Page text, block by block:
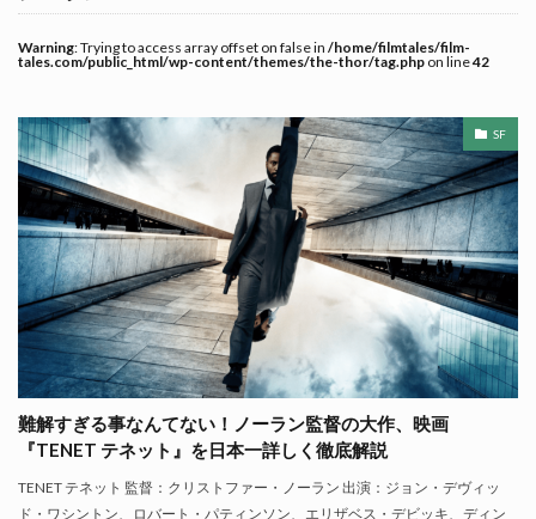
Warning: Trying to access array offset on false in /home/filmtales/film-
tales.com/public_html/wp-content/themes/the-thor/tag.php on line42
SF
難解すぎる事なんてない！ノーラン監督の大作、映画
『TENET テネット』を日本一詳しく徹底解説
TENET テネット 監督：クリストファー・ノーラン 出演：ジョン・デヴィッ
ド・ワシントン、ロバート・パティンソン、エリザベス・デビッキ、ディン